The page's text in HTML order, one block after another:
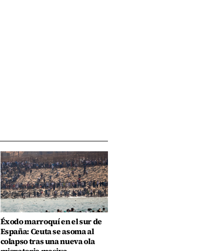
Éxodo marroquí en el sur de
España: Ceuta se asoma al
colapso tras una nueva ola